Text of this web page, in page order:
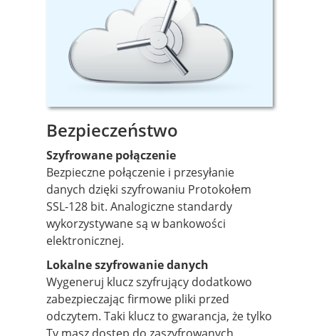
Bezpieczeństwo
Szyfrowane połączenie
Bezpieczne połączenie i przesyłanie
danych dzięki szyfrowaniu Protokołem
SSL-128 bit. Analogiczne standardy
wykorzystywane są w bankowości
elektronicznej.
Lokalne szyfrowanie danych
Wygeneruj klucz szyfrujący dodatkowo
zabezpieczając firmowe pliki przed
odczytem. Taki klucz to gwarancja, że tylko